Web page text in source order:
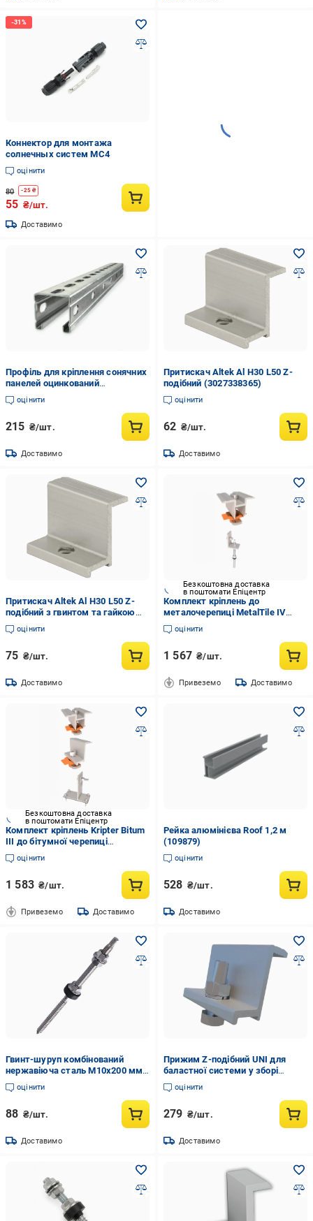
Коннектор для монтажа
солнечных систем МС4
оцінити
80 -25 ₴
55 ₴/шт.
Доставимо
Профіль для кріплення сонячних
панелей оцинкований
41х41х10х1,5х500 мм (00262)
оцінити
215 ₴/шт.
Доставимо
Притискач Altek Al H30 L50 Z-
подібний (3027338365)
оцінити
62 ₴/шт.
Доставимо
Притискач Altek Al H30 L50 Z-
подібний з гвинтом та гайкою
(3007091928)
оцінити
75 ₴/шт.
Доставимо
Безкоштовна доставка
в поштомати Епіцентр
Комплект кріплень до
металочерепиці MetalTile IV
(3007091349)
оцінити
1 567 ₴/шт.
Привеземо Доставимо
Безкоштовна доставка
в поштомати Епіцентр
Комплект кріплень Kripter Bitum
III до бітумної черепиці
(3007091344)
оцінити
1 583 ₴/шт.
Привеземо Доставимо
Рейка алюмінієва Roof 1,2 м
(109879)
оцінити
528 ₴/шт.
Доставимо
Гвинт-шуруп комбінований
нержавіюча сталь М10х200 мм
(100046)
оцінити
88 ₴/шт.
Доставимо
Прижим Z-подібний UNI для
баластної системи у зборі
Ballast Fix 4 шт. (2983439080)
оцінити
279 ₴/шт.
Доставимо